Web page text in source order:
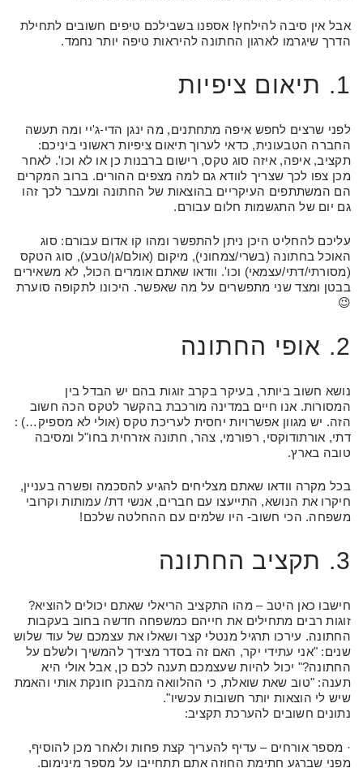
אבל אין סיבה להילחץ! אספנו בשבילכם טיפים חשובים לתחילת
הדרך שיגרמו לארגון החתונה להיראות טיפה יותר נחמד.
1. תיאום ציפיות
לפני שרצים לחפש איפה מתחתנים, מה ינגן הדי-ג'יי ומה תעשה
החברה הטבעונית, כדאי לערוך תיאום ציפיות ראשוני ביניכם:
תקציב, איפה, איזה סוג טקס, רישום ברבנות כן או לא וכו'. לאחר
מכן צפו לכך שצריך לוודא גם למה מצפים ההורים. ברוב המקרים
הם המשתתפים העיקריים בהוצאות של החתונה ומעבר לכך זהו
גם יום של התגשמות חלום עבורם.
עליכם להחליט היכן ניתן להתפשר ומהו קו אדום עבורם: סוג
האוכל בחתונה (בשרי/צמחוני), מיקום (אולם/גן/טבע), סוג הטקס
(מסורתי/דתי/עצמאי) וכו'. וודאו שאתם אומרים הכול, לא משאירים
בבטן ומצד שני מתפשרים על מה שאפשר. היכונו לתקופה סוערת
😉
2. אופי החתונה
נושא חשוב ביותר, בעיקר בקרב זוגות בהם יש הבדל בין
המסורות. אנו חיים במדינה מורכבת בהקשר לטקס הכה חשוב
הזה. יש מגוון אפשרויות יחסית לעריכת טקס (אולי לא מספיק…) :
דתי, אורתודוקסי, רפורמי, צהר, חתונה אזרחית בחו"ל ומסיבה
טובה בארץ.
בכל מקרה וודאו שאתם מצליחים להגיע להסכמה ופשרה בעניין,
חיקרו את הנושא, התייעצו עם חברים, אנשי דת/ עמותות וקרובי
משפחה. הכי חשוב- היו שלמים עם ההחלטה שלכם!
3. תקציב החתונה
חישבו כאן היטב – מהו התקציב הריאלי שאתם יכולים להוציא?
זוגות רבים מתחילים את חייהם כמשפחה חדשה בחוב בעקבות
החתונה. עירכו תרגיל מנטלי קצר ושאלו את עצמכם של עוד שלוש
שנים: "אני עתידי יקר, האם זה בסדר מצידך להמשיך ולשלם על
החתונה?" יכול להיות שעצמכם תענה לכם כן, אבל אולי היא
תענה: "טוב שאת שואלת, כי ההלוואה מהבנק חונקת אותי והאמת
שיש לי הוצאות יותר חשובות עכשיו".
נתונים חשובים להערכת תקציב:
· מספר אורחים – עדיף להעריך קצת פחות ולאחר מכן להוסיף,
מפני שברגע חתימת החוזה אתם תתחייבו על מספר מינימום.